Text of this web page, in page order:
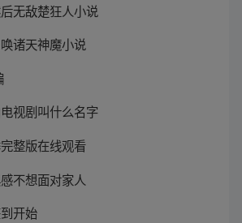
无敌楚狂人小说
诸天神魔小说
视剧叫什么名字
整版在线观看
不想面对家人
开始